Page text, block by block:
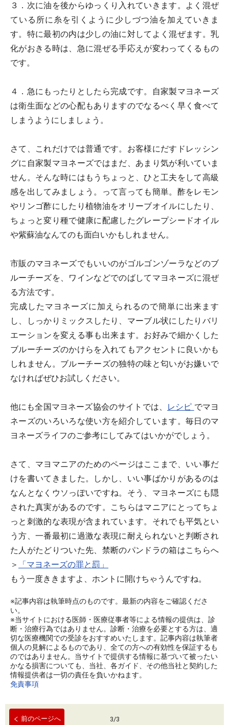
３．次に油を後からゆっくり入れていきます。よく混ぜ
ている所に糸を引くように少しづつ油を加えていきま
す。特に最初の内は少しの油に対してよく混ぜます。乳
化がおきる時は、急に混ぜる手応えが変わってくるもの
です。
４．急にもったりとしたら完成です。自家製マヨネーズ
は衛生面などの心配もありますのでなるべく早く食べて
しまうようにしましょう。
さて、これだけでは普通です。お客様にだすドレッシン
グに自家製マヨネーズではまだ、あまり気が利いていま
せん。そんな時にはもうちょっと、ひと工夫をして高級
感を出してみましょう。って言っても簡単。酢をレモン
やリンゴ酢にしたり植物油をオリーブオイルにしたり、
ちょっと変り種で健康に配慮したグレープシードオイル
や紫蘇油なんてのも面白いかもしれません。
市販のマヨネーズでもいいのがゴルゴンゾーラなどのブ
ルーチーズを、ワインなどでのばしてマヨネーズに混ぜ
る方法です。
完成したマヨネーズに加えられるので簡単に出来ます
し、しっかりミックスしたり、マーブル状にしたりバリ
エーションを変える事も出来ます。お好みで細かくした
ブルーチーズのかけらを入れてもアクセントに良いかも
しれません。ブルーチーズの独特の味と匂いがお嫌いで
なければぜひお試しください。
他にも全国マヨネーズ協会のサイトでは、 レシピ でマヨ
ネーズのいろいろな使い方を紹介しています。毎日のマ
ヨネーズライフのご参考にしてみてはいかがでしょう。
さて、マヨマニアのためのページはここまで、いい事だ
けを書いてきました。しかし、いい事ばかりがあるのは
なんとなくウソっぽいですね。そう、マヨネーズにも隠
された真実があるのです。こちらはマニアにとってちょ
っと刺激的な表現が含まれています。それでも平気とい
う方、一番最初に過激な表現に耐えられないと判断され
た人がたどりついた先、禁断のパンドラの箱はこちらへ
＞
「マヨネーズの罪と罰」
もう一度ききますよ、ホントに開けちゃうんですね。
※記事内容は執筆時点のものです。最新の内容をご確認くださ
い。
※当サイトにおける医師・医療従事者等による情報の提供は、診
断・治療行為ではありません。診断・治療を必要とする方は、適
切な医療機関での受診をおすすめいたします。記事内容は執筆者
個人の見解によるものであり、全ての方への有効性を保証するも
のではありません。当サイトで提供する情報に基づいて被ったい
かなる損害についても、当社、各ガイド、その他当社と契約した
情報提供者は一切の責任を負いかねます。
免責事項
前のページへ 3/3